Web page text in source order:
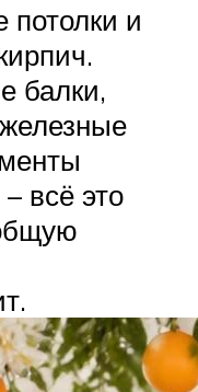
потолки и
балки,
всё это